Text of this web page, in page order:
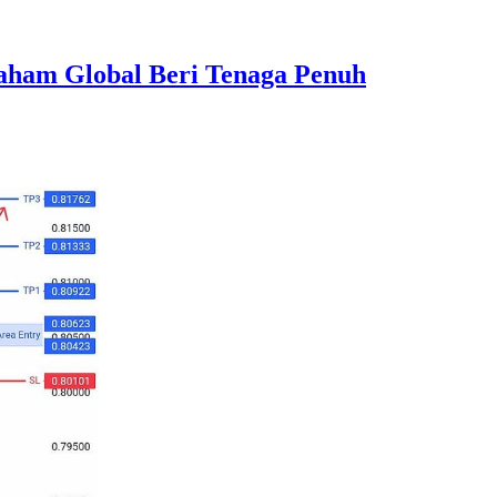
Global Beri Tenaga Penuh